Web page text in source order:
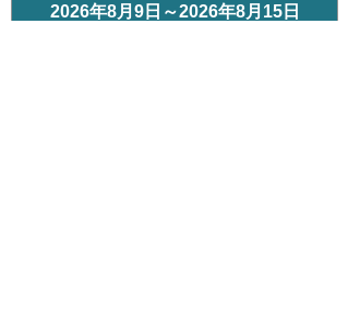
2026年8月9日～2026年8月15日